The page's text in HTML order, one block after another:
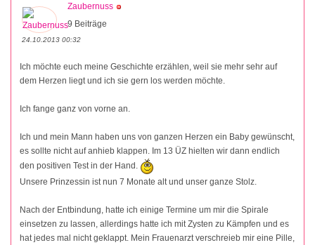
Zaubernuss
9 Beiträge
24.10.2013 00:32
Ich möchte euch meine Geschichte erzählen, weil sie mehr sehr auf
dem Herzen liegt und ich sie gern los werden möchte.
Ich fange ganz von vorne an.
Ich und mein Mann haben uns von ganzen Herzen ein Baby gewünscht,
es sollte nicht auf anhieb klappen. Im 13 ÜZ hielten wir dann endlich
den positiven Test in der Hand.
Unsere Prinzessin ist nun 7 Monate alt und unser ganze Stolz.
Nach der Entbindung, hatte ich einige Termine um mir die Spirale
einsetzen zu lassen, allerdings hatte ich mit Zysten zu Kämpfen und es
hat jedes mal nicht geklappt. Mein Frauenarzt verschreieb mir eine Pille,